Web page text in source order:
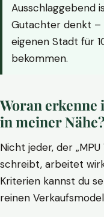
Ausschlaggebend
Gutachter denkt –
eigenen Stadt für
bekommen.
Woran
in meiner Nähe?
Nicht jeder, der
schreibt, arbeitet
Kriterien kannst du
reinen